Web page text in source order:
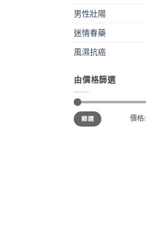
男性壯陽
迷情春藥
風濕抗癌
由價格篩選
最
低
價
最
高
價
篩選 價格: